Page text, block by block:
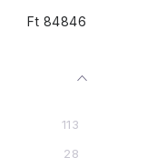
Ft 84846
113
28